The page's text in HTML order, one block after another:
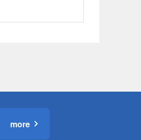
more